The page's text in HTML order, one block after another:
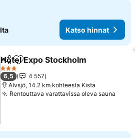
Katso hinnat
Jaa Lisää suosikkeihin
Hotel Expo Stockholm
3 Tähtiluokitus
6,5
4 557
Älvsjö, 14.2 km kohteesta Kista
Rentouttava varattavissa oleva sauna